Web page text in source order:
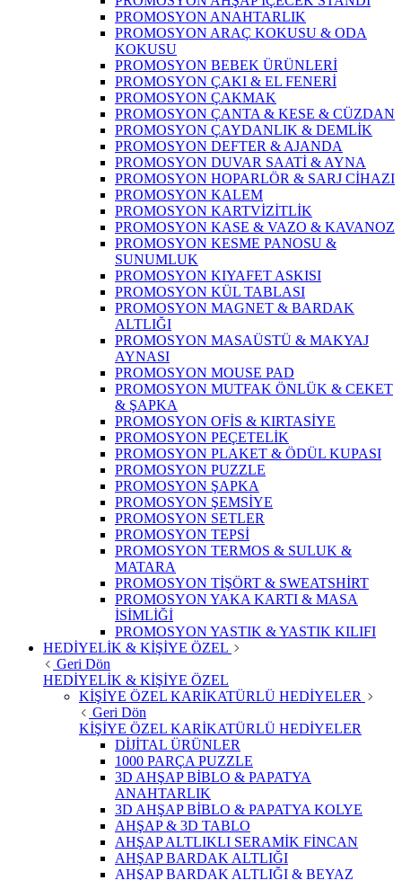
PROMOSYON ANAHTARLIK
PROMOSYON ARAÇ KOKUSU & ODA
KOKUSU
PROMOSYON BEBEK ÜRÜNLERİ
PROMOSYON ÇAKI & EL FENERİ
PROMOSYON ÇAKMAK
PROMOSYON ÇANTA & KESE & CÜZDAN
PROMOSYON ÇAYDANLIK & DEMLİK
PROMOSYON DEFTER & AJANDA
PROMOSYON DUVAR SAATİ & AYNA
PROMOSYON HOPARLÖR & SARJ CİHAZI
PROMOSYON KALEM
PROMOSYON KARTVİZİTLİK
PROMOSYON KASE & VAZO & KAVANOZ
PROMOSYON KESME PANOSU &
SUNUMLUK
PROMOSYON KIYAFET ASKISI
PROMOSYON KÜL TABLASI
PROMOSYON MAGNET & BARDAK
ALTLIĞI
PROMOSYON MASAÜSTÜ & MAKYAJ
AYNASI
PROMOSYON MOUSE PAD
PROMOSYON MUTFAK ÖNLÜK & CEKET
& ŞAPKA
PROMOSYON OFİS & KIRTASİYE
PROMOSYON PEÇETELİK
PROMOSYON PLAKET & ÖDÜL KUPASI
PROMOSYON PUZZLE
PROMOSYON ŞAPKA
PROMOSYON ŞEMSİYE
PROMOSYON SETLER
PROMOSYON TEPSİ
PROMOSYON TERMOS & SULUK &
MATARA
PROMOSYON TİŞÖRT & SWEATSHİRT
PROMOSYON YAKA KARTI & MASA
İSİMLİĞİ
PROMOSYON YASTIK & YASTIK KILIFI
HEDİYELİK & KİŞİYE ÖZEL
Geri Dön
HEDİYELİK & KİŞİYE ÖZEL
KİŞİYE ÖZEL KARİKATÜRLÜ HEDİYELER
Geri Dön
KİŞİYE ÖZEL KARİKATÜRLÜ HEDİYELER
DİJİTAL ÜRÜNLER
1000 PARÇA PUZZLE
3D AHŞAP BİBLO & PAPATYA
ANAHTARLIK
3D AHŞAP BİBLO & PAPATYA KOLYE
AHŞAP & 3D TABLO
AHŞAP ALTLIKLI SERAMİK FİNCAN
AHŞAP BARDAK ALTLIĞI
AHŞAP BARDAK ALTLIĞI & BEYAZ